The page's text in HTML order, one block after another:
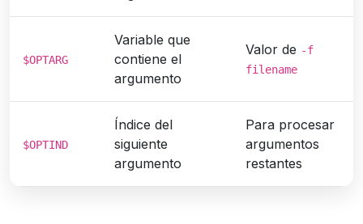
$OPTARG
Variable que
contiene el
argumento
Valor de -f
filename
$OPTIND
Índice del
siguiente
argumento
Para procesar
argumentos
restantes